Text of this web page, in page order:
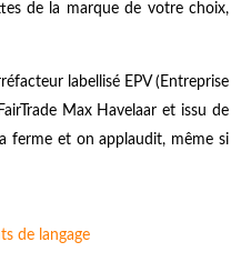
de la marque de votre choix,
labellisé EPV (Entreprise
Max Havelaar et issu de
ferme et on applaudit, même si